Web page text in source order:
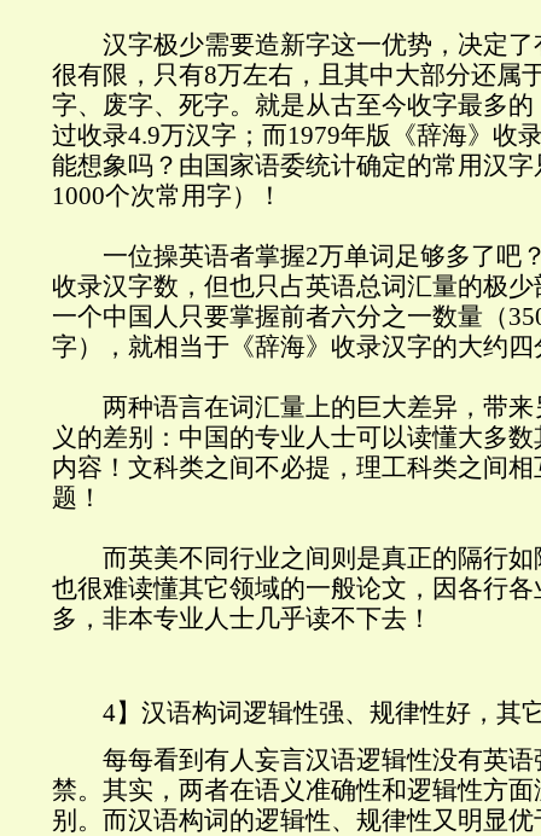
汉字极少需要造新字这一优势，决定了
很有限，只有8万左右，且其中大部分还属
字、废字、死字。就是从古至今收字最多
过收录4.9万汉字；而1979年版《辞海》收
能想象吗？由国家语委统计确定的常用汉
1000个次常用字）！
一位操英语者掌握2万单词足够多了吧
收录汉字数，但也只占英语总词汇量的极
一个中国人只要掌握前者六分之一数量（
字），就相当于《辞海》收录汉字的大约四
两种语言在词汇量上的巨大差异，带来
义的差别：中国的专业人士可以读懂大多
内容！文科类之间不必提，理工科类之间
题！
而英美不同行业之间则是真正的隔行如
也很难读懂其它领域的一般论文，因各行
多，非本专业人士几乎读不下去！
4】汉语构词逻辑性强、规律性好，其
每每看到有人妄言汉语逻辑性没有英语
禁。其实，两者在语义准确性和逻辑性方
别。而汉语构词的逻辑性、规律性又明显